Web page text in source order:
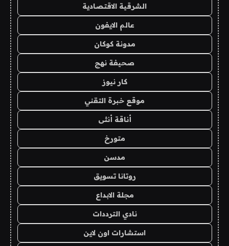
الشرقية الاقتصادية
عالم الايفون
مدونة كوكان
صحيفة نهج
كار نيوز
موقع خبرة التقني
أناقة أنثى
متورخ
مدسن
روتانا تسويق
مجلة الابداع
نادي الترددات
استشارات اون لاين